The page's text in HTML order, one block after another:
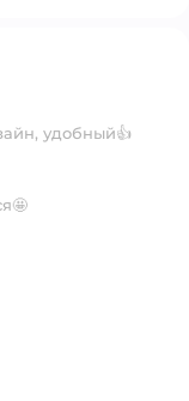
удобный👍